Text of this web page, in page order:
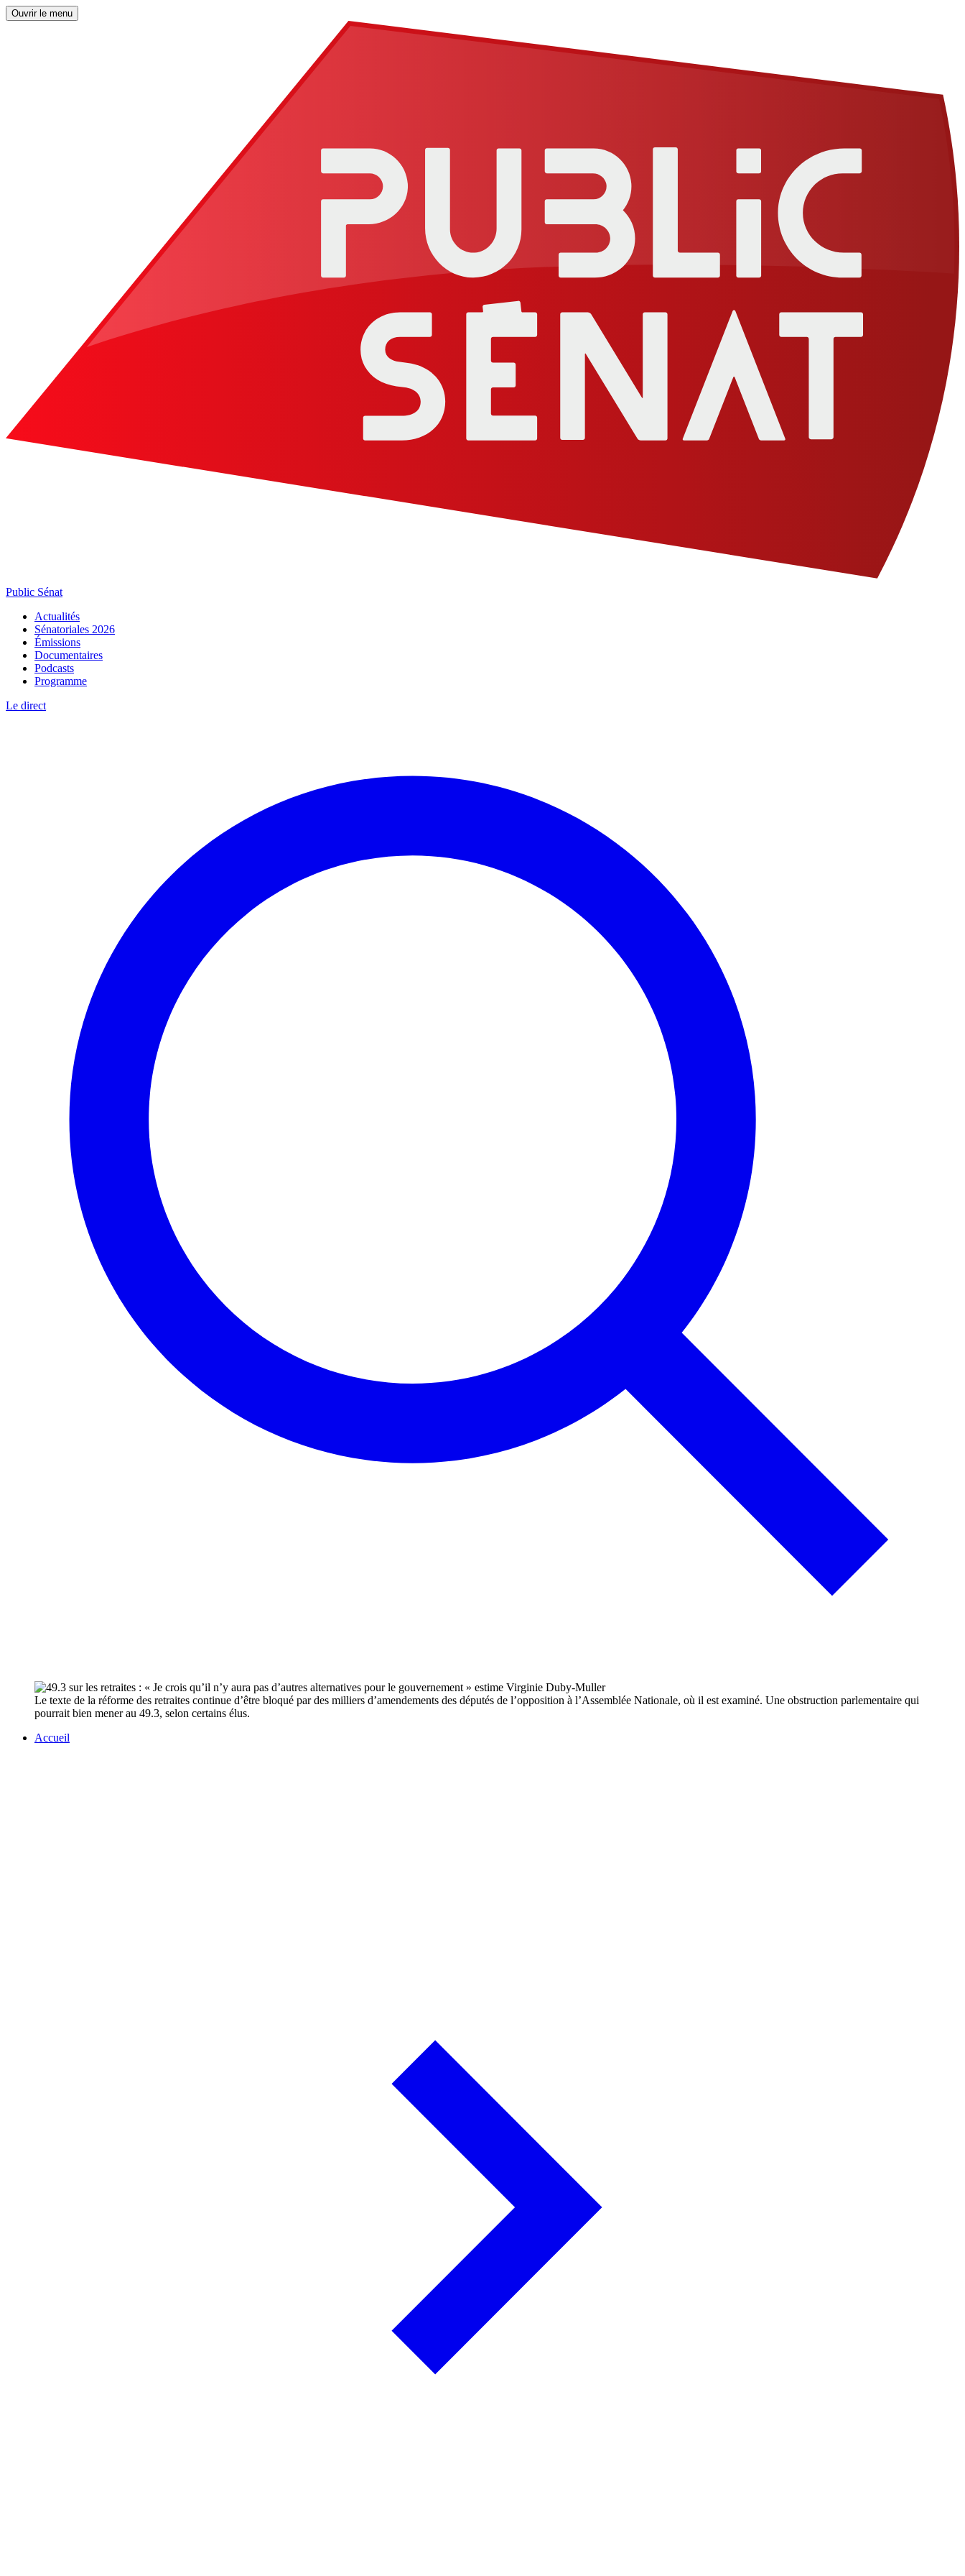
Ouvrir le menu
Public Sénat
Actualités
Sénatoriales 2026
Émissions
Documentaires
Podcasts
Programme
Le direct
Le texte de la réforme des retraites continue d’être bloqué par des milliers d’amendements des députés de l’opposition à l’Assemblée Nationale, où il est examiné. Une obstruction parlementaire qui
pourrait bien mener au 49.3, selon certains élus.
Accueil